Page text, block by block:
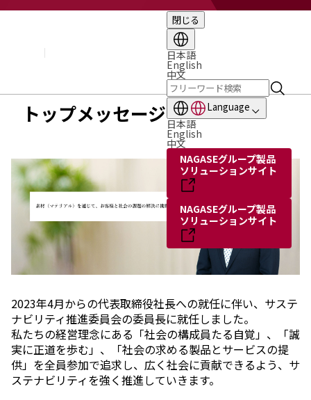
閉じる
日本語
English
中文
Language
日本語
English
中文
NAGASEグループ製品
ソリューションサイト
NAGASEグループ製品
ソリューションサイト
役員・執行役員
ニュース
2026年
2025年
2024年
トップメッセージ
2023年4月からの代表取締役社長への就任に伴い、サステ
ナビリティ推進委員会の委員長に就任しました。
私たちの経営理念にある「社会の構成員たる自覚」、「誠
実に正道を歩む」、「社会の求める製品とサービスの提
供」を全員参加で追求し、広く社会に貢献できるよう、サ
ステナビリティを強く推進していきます。